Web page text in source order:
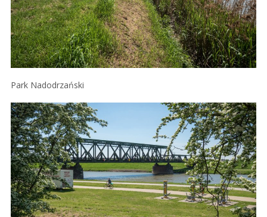
Park Nadodrzański